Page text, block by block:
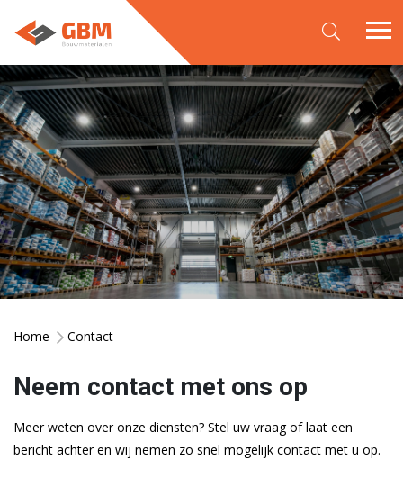
Home Contact
Neem contact met ons op
Meer weten over onze diensten? Stel uw vraag of laat een
bericht achter en wij nemen zo snel mogelijk contact met u op.